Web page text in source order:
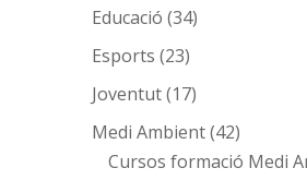
Educació (34)
Esports (23)
Joventut(17)
Medi Ambient(42)
Cursos formació Medi